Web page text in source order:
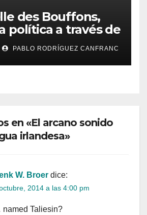
des Bouffons,
política a través de
PABLO RODRÍGUEZ CANFRANC
en «El arcano sonido
irlandesa»
W. Broer dice:
2014 a las 4:00 pm
Taliesin?